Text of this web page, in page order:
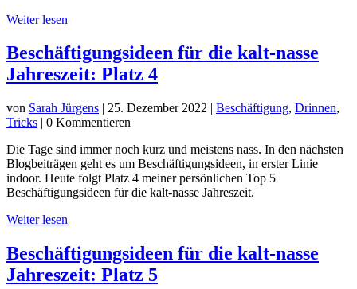
Weiter lesen
Beschäftigungsideen für die kalt-nasse
Jahreszeit: Platz 4
von Sarah Jürgens | 25. Dezember 2022 | Beschäftigung, Drinnen,
Tricks | 0 Kommentieren
Die Tage sind immer noch kurz und meistens nass. In den nächsten
Blogbeiträgen geht es um Beschäftigungsideen, in erster Linie
indoor. Heute folgt Platz 4 meiner persönlichen Top 5
Beschäftigungsideen für die kalt-nasse Jahreszeit.
Weiter lesen
Beschäftigungsideen für die kalt-nasse
Jahreszeit: Platz 5